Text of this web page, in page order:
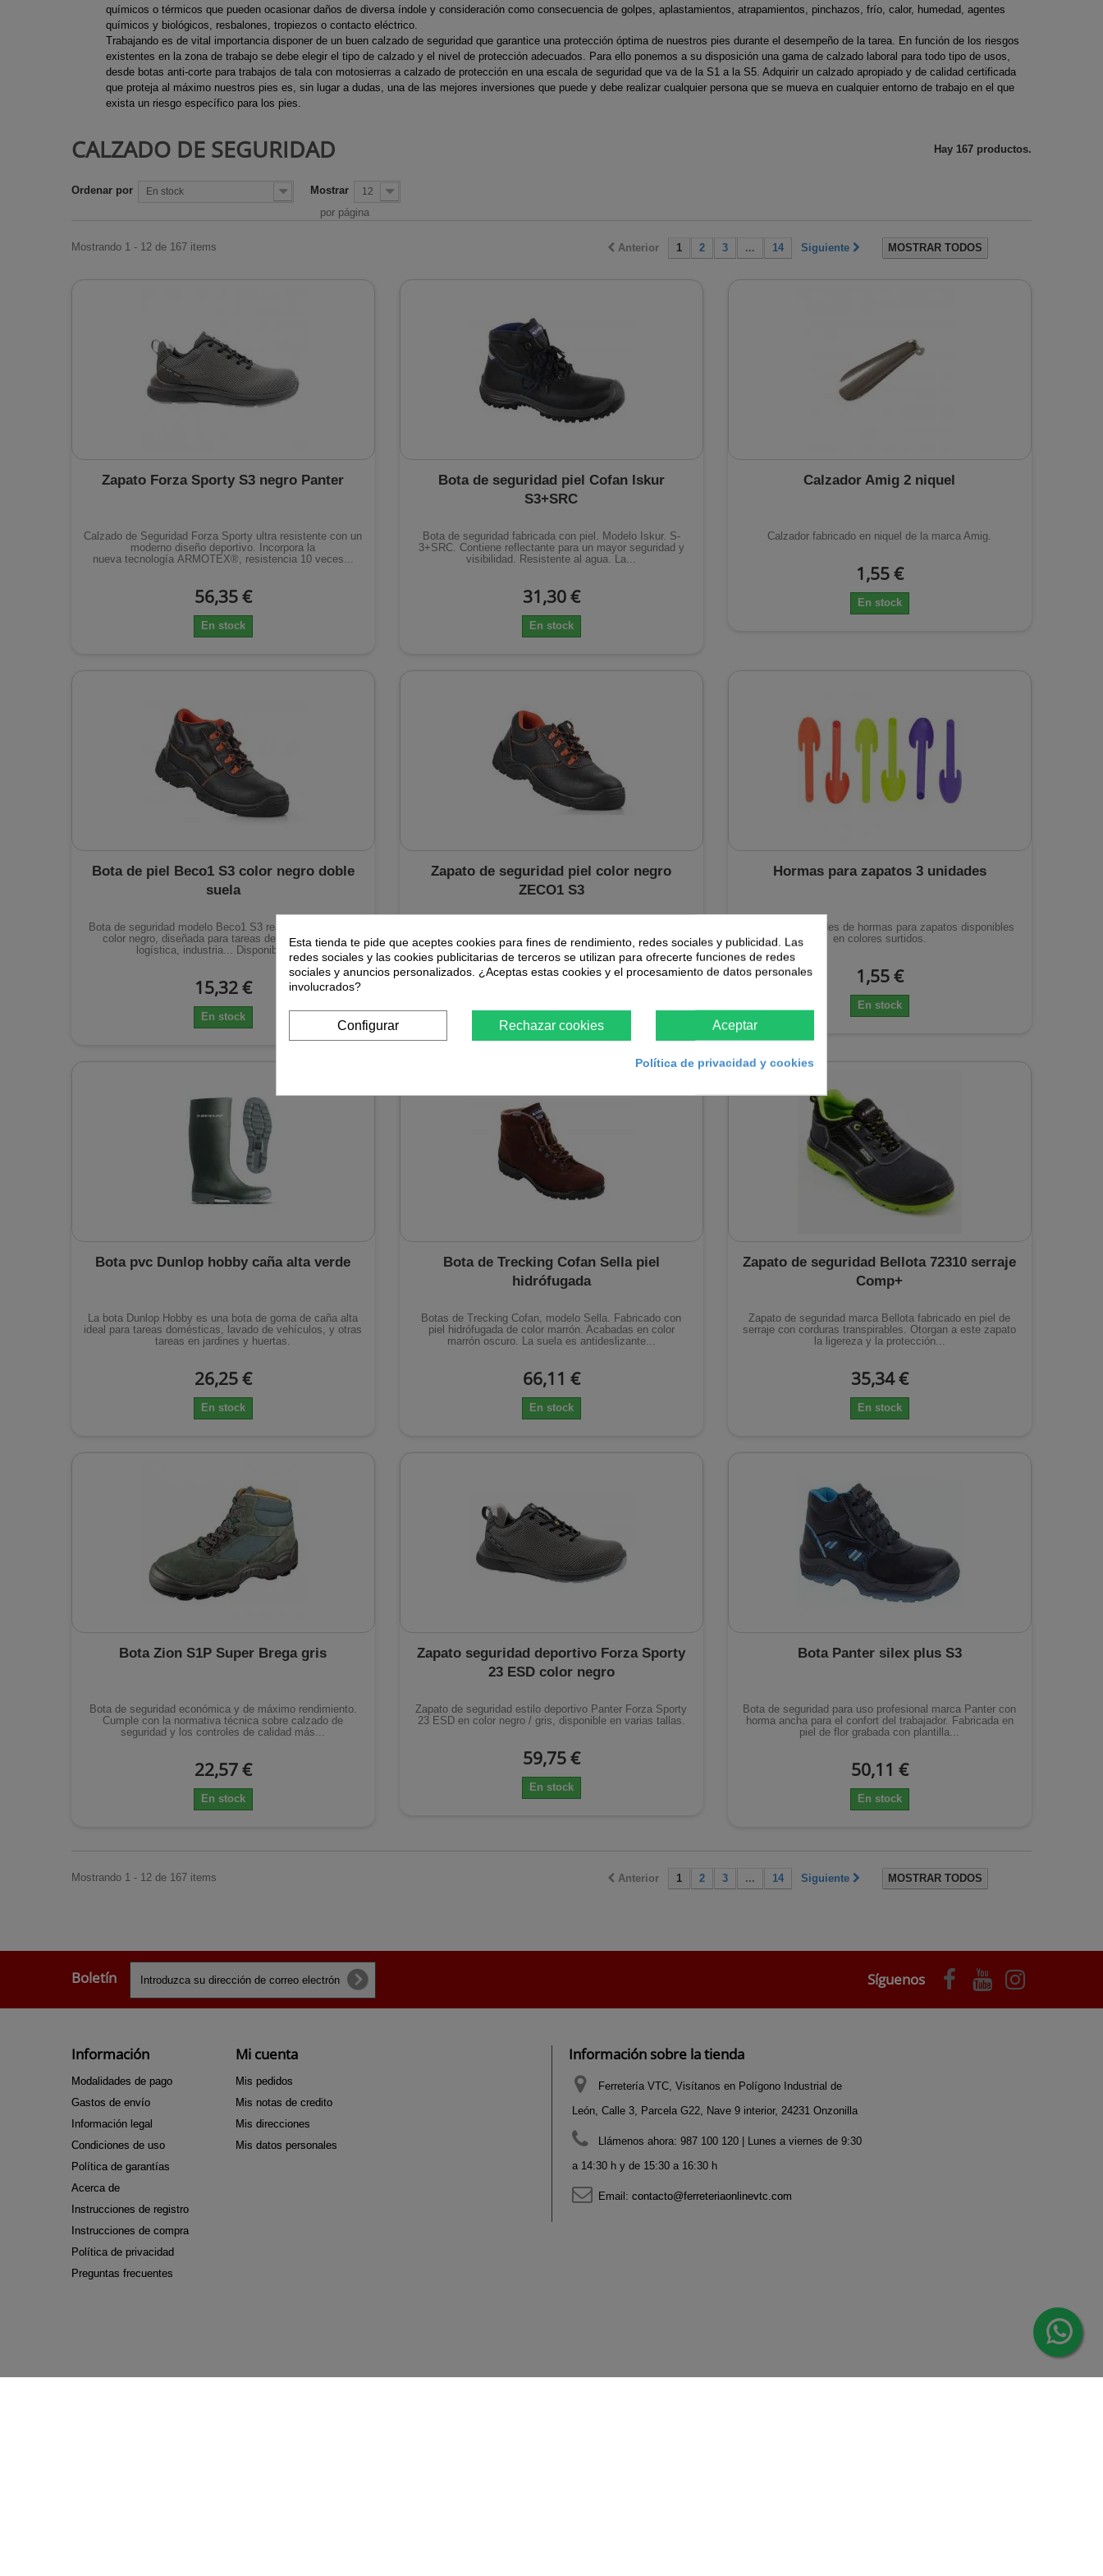
Chimeneas de agua
Chimeneas de Bioetanol
Chimeneas de pellet
Chimeneas insertables
de gas
Estufas de exterior
Estufas parafina
Radiadores
Tubería aislada de acero
inoxidable para
condensación
Tubería aislada de cobre
Tubería acero vitrificado
pellet Classic
Tubería de acero
inoxidable
Encendido de
chimeneas
Limpieza de chimeneas
Revestimientos de
Motocultores
Recortabordes
Sopladores
Tijeras cesped
Pulverizadores a batería
motorizados
Hilo de nylon para
desbrozadora
Ejes de Transmisión
Desbrozadora
Escapes desbrozadoras
Trinquetes de arranque
desbrozadoras
desbrozadoras
Mandos aceleración
desbrozadoras
Protectores térmicos
desbrozadoras
Pistones de
desbrozadora
Protectores de corte
carburadores
desbrozadoras
Poleas de arranque
desbrozadoras
Soportes para manillar
desbrozadoras
químicos o térmicos que pueden ocasionar daños de diversa índole y consideración como consecuencia de golpes, aplastamientos, atrapamientos, pinchazos, frío, calor, humedad, agentes
químicos y biológicos, resbalones, tropiezos o contacto eléctrico.
Trabajando es de vital importancia disponer de un buen calzado de seguridad que garantice una protección óptima de nuestros pies durante el desempeño de la tarea. En función de los riesgos
existentes en la zona de trabajo se debe elegir el tipo de calzado y el nivel de protección adecuados. Para ello ponemos a su disposición una gama de calzado laboral para todo tipo de usos,
desde botas anti-corte para trabajos de tala con motosierras a calzado de protección en una escala de seguridad que va de la S1 a la S5. Adquirir un calzado apropiado y de calidad certificada
que proteja al máximo nuestros pies es, sin lugar a dudas, una de las mejores inversiones que puede y debe realizar cualquier persona que se mueva en cualquier entorno de trabajo en el que
exista un riesgo específico para los pies.
CALZADO DE SEGURIDAD Hay 167 productos.
Ordenar por En stock Mostrar 12
por página
MOSTRAR TODOS
Anterior 1 2 3 ... 14 Siguiente
Mostrando 1 - 12 de 167 items
Zapato Forza Sporty S3 negro Panter
Calzado de Seguridad Forza Sporty ultra resistente con un
moderno diseño deportivo. Incorpora la
nueva tecnología ARMOTEX®, resistencia 10 veces...
56,35 €
En stock
Bota de seguridad piel Cofan Iskur
S3+SRC
Bota de seguridad fabricada con piel. Modelo Iskur. S-
3+SRC. Contiene reflectante para un mayor seguridad y
visibilidad. Resistente al agua. La...
31,30 €
En stock
Calzador Amig 2 niquel
Calzador fabricado en niquel de la marca Amig.
1,55 €
En stock
Bota de piel Beco1 S3 color negro doble
suela
Bota de seguridad modelo Beco1 S3 realizada en piel de
color negro, diseñada para tareas de construcción,
logística, industria... Disponible en...
15,32 €
En stock
Zapato de seguridad piel color negro
ZECO1 S3
S3, disponible en varias tallas, diseñado para trabajos de
construcción, industria,...
Hormas para zapatos 3 unidades
Pack de 3 unidades de hormas para zapatos disponibles
en colores surtidos.
1,55 €
En stock
Bota pvc Dunlop hobby caña alta verde
La bota Dunlop Hobby es una bota de goma de caña alta
ideal para tareas domésticas, lavado de vehículos, y otras
tareas en jardines y huertas.
26,25 €
En stock
Bota de Trecking Cofan Sella piel
hidrófugada
Botas de Trecking Cofan, modelo Sella. Fabricado con
piel hidrófugada de color marrón. Acabadas en color
marrón oscuro. La suela es antideslizante...
66,11 €
En stock
Zapato de seguridad Bellota 72310 serraje
Comp+
Zapato de seguridad marca Bellota fabricado en piel de
serraje con corduras transpirables. Otorgan a este zapato
la ligereza y la protección...
35,34 €
En stock
Bota Zion S1P Super Brega gris
Bota de seguridad económica y de máximo rendimiento.
Cumple con la normativa técnica sobre calzado de
seguridad y los controles de calidad más...
22,57 €
En stock
Zapato seguridad deportivo Forza Sporty
23 ESD color negro
Zapato de seguridad estilo deportivo Panter Forza Sporty
23 ESD en color negro / gris, disponible en varias tallas.
59,75 €
En stock
Bota Panter silex plus S3
Bota de seguridad para uso profesional marca Panter con
horma ancha para el confort del trabajador. Fabricada en
piel de flor grabada con plantilla...
50,11 €
En stock
MOSTRAR TODOS
Anterior 1 2 3 ... 14 Siguiente
Mostrando 1 - 12 de 167 items
Boletín Síguenos
Información
Modalidades de pago
Gastos de envío
Información legal
Condiciones de uso
Política de garantías
Acerca de
Instrucciones de registro
Instrucciones de compra
Política de privacidad
Preguntas frecuentes
Mi cuenta
Mis pedidos
Mis notas de credito
Mis direcciones
Mis datos personales
Información sobre la tienda
Ferretería VTC, Visítanos en Polígono Industrial de
León, Calle 3, Parcela G22, Nave 9 interior, 24231 Onzonilla
Llámenos ahora: 987 100 120 | Lunes a viernes de 9:30
a 14:30 h y de 15:30 a 16:30 h
Email: contacto@ferreteriaonlinevtc.com
Esta tienda te pide que aceptes cookies para fines de rendimiento, redes sociales y publicidad. Las
redes sociales y las cookies publicitarias de terceros se utilizan para ofrecerte funciones de redes
sociales y anuncios personalizados. ¿Aceptas estas cookies y el procesamiento de datos personales
involucrados?
Aceptar
Rechazar cookies
Configurar
Política de privacidad y cookies